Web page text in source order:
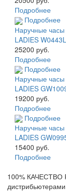
Подробнее
Подробнее
Наручные часы
LADIES
25200 руб.
Подробнее
Подробнее
Наручные часы
LADIES
19200 руб.
Подробнее
Подробнее
Наручные часы
LADIES
15400 руб.
Подробнее
100% КАЧЕСТВО
дистрибьютерами